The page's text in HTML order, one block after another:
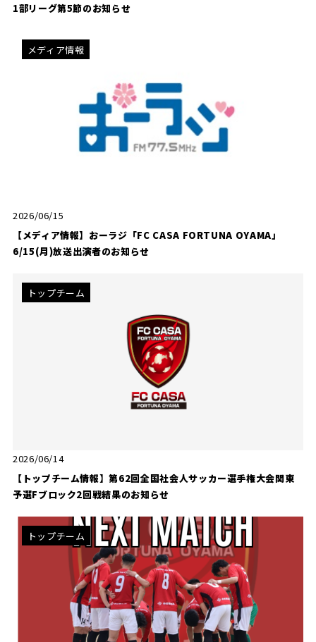
1部リーグ第5節のお知らせ
メディア情報
2026/06/15
【メディア情報】おーラジ「FC CASA FORTUNA OYAMA」
6/15(月)放送出演者のお知らせ
トップチーム
2026/06/14
【トップチーム情報】第62回全国社会人サッカー選手権大会関東
予選Fブロック2回戦結果のお知らせ
トップチーム